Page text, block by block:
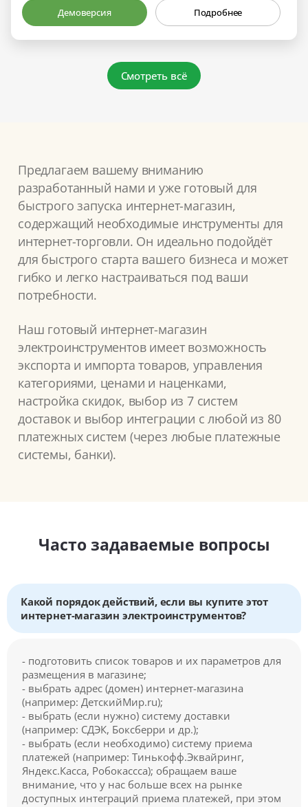
Демоверсия Подробнее
Смотреть всё
Предлагаем вашему вниманию
разработанный нами и уже готовый для
быстрого запуска интернет-магазин,
содержащий необходимые инструменты для
интернет-торговли. Он идеально подойдёт
для быстрого старта вашего бизнеса и может
гибко и легко настраиваться под ваши
потребности.
Наш готовый интернет-магазин
электроинструментов имеет возможность
экспорта и импорта товаров, управления
категориями, ценами и наценками,
настройка скидок, выбор из 7 систем
доставок и выбор интеграции с любой из 80
платежных систем (через любые платежные
системы, банки).
Часто задаваемые вопросы
Какой порядок действий, если вы купите этот
интернет-магазин электроинструментов?
- подготовить список товаров и их параметров для
размещения в магазине;
- выбрать адрес (домен) интернет-магазина
(например: ДетскийМир.ru);
- выбрать (если нужно) систему доставки
(например: СДЭК, Боксберри и др.);
- выбрать (если необходимо) систему приема
платежей (например: Тинькофф.Эквайринг,
Яндекс.Касса, Робокассса); обращаем ваше
внимание, что у нас больше всех на рынке
доступных интеграций приема платежей, при этом